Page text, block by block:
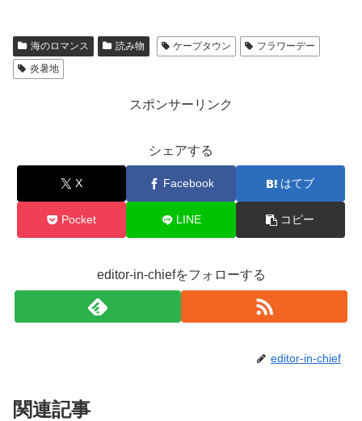
c
e
b
k
tt
er
e
海のロマンス 読み物 ケープタウン
フラワーデー
炎暑地
スポンサーリンク
シェアする
X Facebook はてブ
Pocket LINE コピー
editor-in-chiefをフォローする
editor-in-chief
関連記事